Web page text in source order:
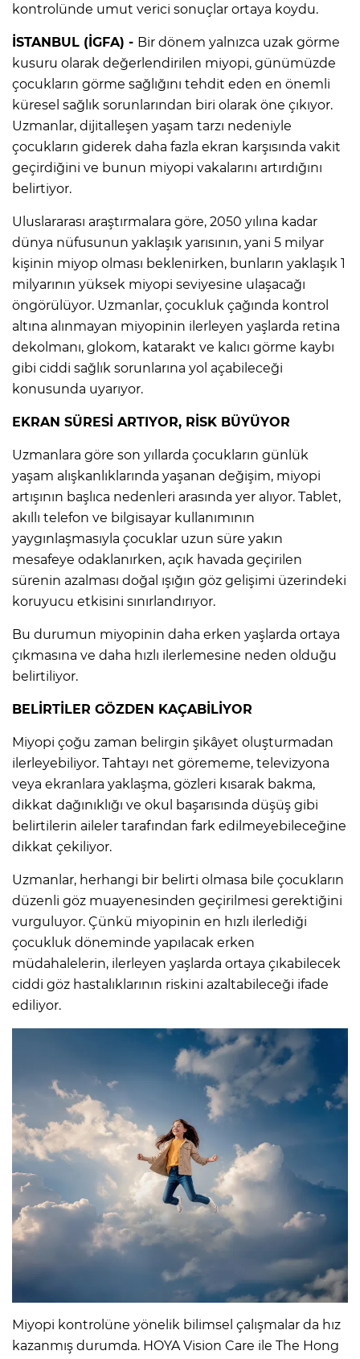
kontrolünde umut verici sonuçlar ortaya koydu.
İSTANBUL (İGFA) - Bir dönem yalnızca uzak görme
kusuru olarak değerlendirilen miyopi, günümüzde
çocukların görme sağlığını tehdit eden en önemli
küresel sağlık sorunlarından biri olarak öne çıkıyor.
Uzmanlar, dijitalleşen yaşam tarzı nedeniyle
çocukların giderek daha fazla ekran karşısında vakit
geçirdiğini ve bunun miyopi vakalarını artırdığını
belirtiyor.
Uluslararası araştırmalara göre, 2050 yılına kadar
dünya nüfusunun yaklaşık yarısının, yani 5 milyar
kişinin miyop olması beklenirken, bunların yaklaşık 1
milyarının yüksek miyopi seviyesine ulaşacağı
öngörülüyor. Uzmanlar, çocukluk çağında kontrol
altına alınmayan miyopinin ilerleyen yaşlarda retina
dekolmanı, glokom, katarakt ve kalıcı görme kaybı
gibi ciddi sağlık sorunlarına yol açabileceği
konusunda uyarıyor.
EKRAN SÜRESİ ARTIYOR, RİSK BÜYÜYOR
Uzmanlara göre son yıllarda çocukların günlük
yaşam alışkanlıklarında yaşanan değişim, miyopi
artışının başlıca nedenleri arasında yer alıyor. Tablet,
akıllı telefon ve bilgisayar kullanımının
yaygınlaşmasıyla çocuklar uzun süre yakın
mesafeye odaklanırken, açık havada geçirilen
sürenin azalması doğal ışığın göz gelişimi üzerindeki
koruyucu etkisini sınırlandırıyor.
Bu durumun miyopinin daha erken yaşlarda ortaya
çıkmasına ve daha hızlı ilerlemesine neden olduğu
belirtiliyor.
BELİRTİLER GÖZDEN KAÇABİLİYOR
Miyopi çoğu zaman belirgin şikâyet oluşturmadan
ilerleyebiliyor. Tahtayı net görememe, televizyona
veya ekranlara yaklaşma, gözleri kısarak bakma,
dikkat dağınıklığı ve okul başarısında düşüş gibi
belirtilerin aileler tarafından fark edilmeyebileceğine
dikkat çekiliyor.
Uzmanlar, herhangi bir belirti olmasa bile çocukların
düzenli göz muayenesinden geçirilmesi gerektiğini
vurguluyor. Çünkü miyopinin en hızlı ilerlediği
çocukluk döneminde yapılacak erken
müdahalelerin, ilerleyen yaşlarda ortaya çıkabilecek
ciddi göz hastalıklarının riskini azaltabileceği ifade
ediliyor.
Miyopi kontrolüne yönelik bilimsel çalışmalar da hız
kazanmış durumda. HOYA Vision Care ile The Hong